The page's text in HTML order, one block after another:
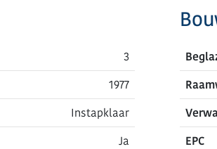
3
1977
Instapklaar
Ja
EPC